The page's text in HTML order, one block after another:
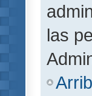
las